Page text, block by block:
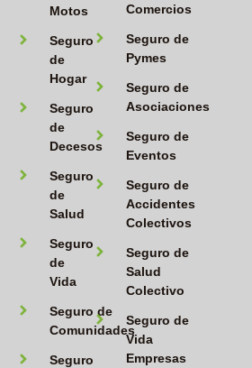
Motos
Seguro
de
Hogar
Seguro
de
Decesos
Seguro
de
Salud
Seguro
de
Vida
Seguro de
Comunidades
Seguro
Comercios
Seguro de
Pymes
Seguro de
Asociaciones
Seguro de
Eventos
Seguro de
Accidentes
Colectivos
Seguro de
Salud
Colectivo
Seguro de
Vida
Empresas